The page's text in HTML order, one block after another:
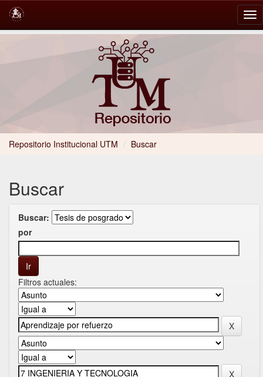
Repositorio Institucional UTM / Buscar
Buscar
Buscar:
por
Filtros actuales: